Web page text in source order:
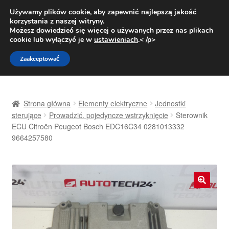
DOSTAWA od 31 zł
Pn.-pt. 9:00-16:00800 003 167
Przejdź
do
nawigacji
Przejdź
do
treści
Dostawa
Dostawa na cały świat
Kontakt
Strona główna Elementy elektryczne
Jednostki
sterujące
Prowadzić. pojedyncze wstrzyknięcie
Sterownik
ECU Citroën Peugeot Bosch EDC16C34 0281013332
9664257580
Używamy plików cookie, aby zapewnić najlepszą jakość
korzystania z naszej witryny.
Możesz dowiedzieć się więcej o używanych przez nas plikach
cookie lub wyłączyć je w ustawieniach.< /p>
Zaakceptować